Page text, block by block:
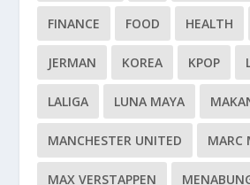
FINANCE FOOD HEALTH
JERMAN KOREA KPOP
LALIGA LUNA MAYA
MANCHESTER UNITED MARC
MAX VERSTAPPEN